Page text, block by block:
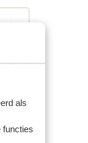
als
functies